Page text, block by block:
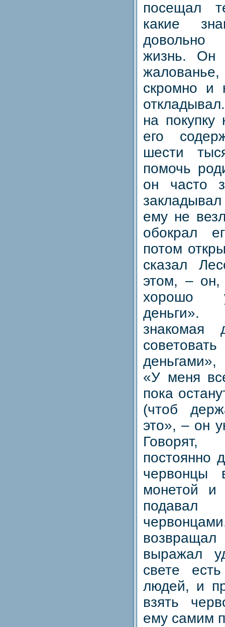
посещал
какие
довольно
жизнь. Он
скромно и
на покупку
его
шести
помочь
он часто
ему не
обокрал
потом
сказал
этом, – он,
хорошо
деньги».
знакомая
«У меня
пока
(чтоб
это», – он
постоянно
червонцы
монетой и
возвращал
выражал
свете
людей, и
взять
ему самим